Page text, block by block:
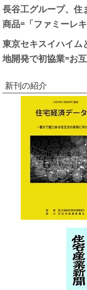
長谷工グループ、
商品=「ファミーレ
東京セキスイハイ
地開発で初協業=お
新刊の紹介